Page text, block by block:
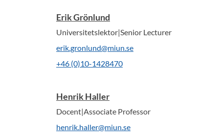
Erik Grönlund
Universitetslektor|Senior Lecturer
erik.gronlund@miun.se
+46 (0)10-1428470
Henrik Haller
Docent|Associate Professor
henrik.haller@miun.se